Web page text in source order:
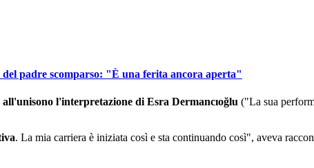
padre scomparso: "È una ferita ancora aperta"
all'unisono l'interpretazione di Esra Dermancıoğlu ("La sua
. La mia carriera è iniziata così e sta continuando così", aveva